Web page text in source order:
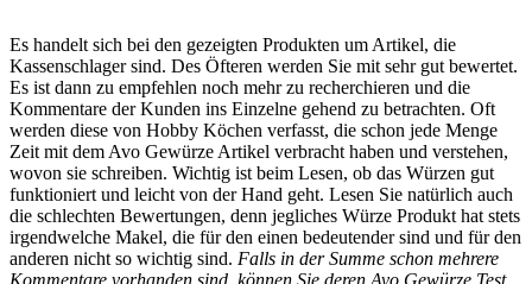
Es handelt sich bei den gezeigten Produkten um Artikel, die
Kassenschlager sind. Des Öfteren werden Sie mit sehr gut bewertet.
Es ist dann zu empfehlen noch mehr zu recherchieren und die
Kommentare der Kunden ins Einzelne gehend zu betrachten. Oft
werden diese von Hobby Köchen verfasst, die schon jede Menge
Zeit mit dem Avo Gewürze Artikel verbracht haben und verstehen,
wovon sie schreiben. Wichtig ist beim Lesen, ob das Würzen gut
funktioniert und leicht von der Hand geht. Lesen Sie natürlich auch
die schlechten Bewertungen, denn jegliches Würze Produkt hat stets
irgendwelche Makel, die für den einen bedeutender sind und für den
anderen nicht so wichtig sind. Falls in der Summe schon mehrere
Kommentare vorhanden sind, können Sie deren Avo Gewürze Test